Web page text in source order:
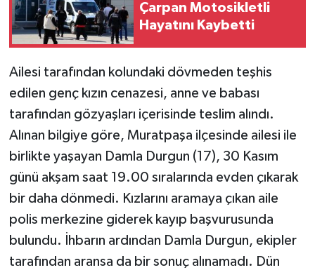
Çarpan Motosikletli
Hayatını Kaybetti
Ailesi tarafından kolundaki dövmeden teşhis
edilen genç kızın cenazesi, anne ve babası
tarafından gözyaşları içerisinde teslim alındı.
Alınan bilgiye göre, Muratpaşa ilçesinde ailesi ile
birlikte yaşayan Damla Durgun (17), 30 Kasım
günü akşam saat 19.00 sıralarında evden çıkarak
bir daha dönmedi. Kızlarını aramaya çıkan aile
polis merkezine giderek kayıp başvurusunda
bulundu. İhbarın ardından Damla Durgun, ekipler
tarafından aransa da bir sonuç alınamadı. Dün
Sosyal medya
Teknoloji
Televizyon
Turizm
Yaşam